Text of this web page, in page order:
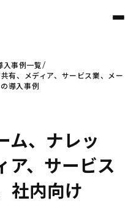
入事例一覧
有、メディア、サービス業、メー
導入事例
ム、ナレッ
ア、サービス
社内向け